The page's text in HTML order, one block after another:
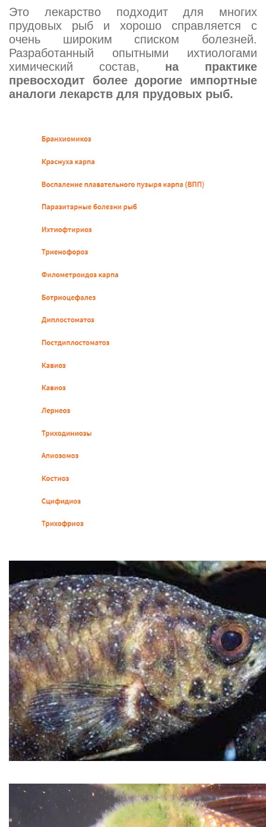
Это лекарство подходит для многих
прудовых рыб и хорошо справляется с
очень широким списком болезней.
Разработанный опытными ихтиологами
химический состав, на практике
превосходит более дорогие импортные
аналоги лекарств для прудовых рыб.